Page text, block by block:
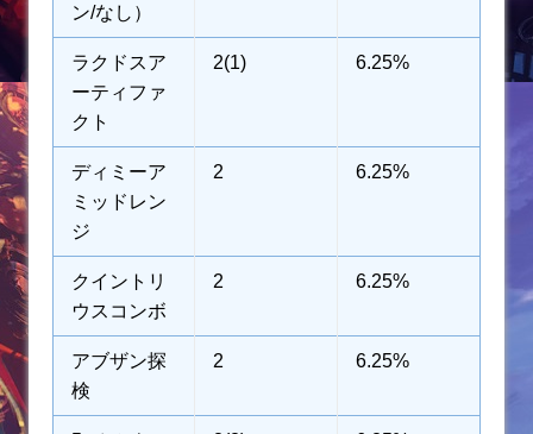
ン/なし）
ラクドスア
ーティファ
クト
2(1) 6.25%
ディミーア
ミッドレン
ジ
2 6.25%
クイントリ
ウスコンボ
2 6.25%
アブザン探
検
2 6.25%